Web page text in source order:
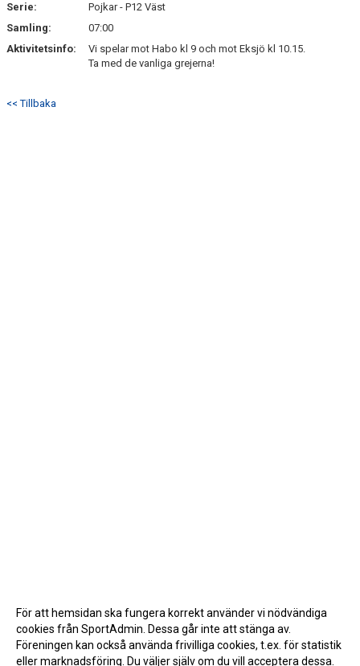
Serie:
Pojkar - P12 Väst
Samling:
07:00
Aktivitetsinfo:
Vi spelar mot Habo kl 9 och mot Eksjö kl 10.15.
Ta med de vanliga grejerna!
<< Tillbaka
För att hemsidan ska fungera korrekt använder vi nödvändiga
cookies från SportAdmin. Dessa går inte att stänga av.
Föreningen kan också använda frivilliga cookies, t.ex. för statistik
eller marknadsföring. Du väljer själv om du vill acceptera dessa.